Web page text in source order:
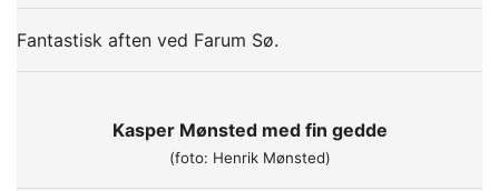
Fantastisk aften ved Farum Sø.
Kasper Mønsted med fin gedde
(foto: Henrik Mønsted)